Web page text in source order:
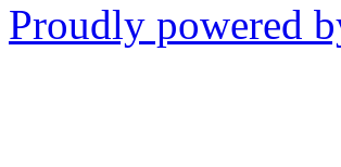
Proudly powered